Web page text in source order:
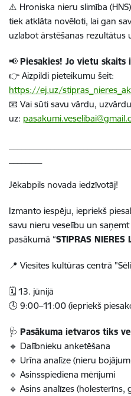
⚠️ Hroniska nieru slimība
tiek atklāta novēloti, lai gan
uzlabot ārstēšanas rezultātus
📢 Piesakies! Jo vietu skaits
👉 Aizpildi pieteikumu šeit:
https://ej.uz/
📧 Vai sūti savu vārdu,
uz:
Jēkabpils novada iedzīvotāj!
Izmanto iespēju, iepriekš
savu nieru veselību un
pasākumā “STIPRAS NIERES
📍 Viesītes kultūras centrā
🗓️ 13. jūnijā
🕓 9:00–11:00 (iepriekš
🩺 Pasākuma ietvaros tiks
🔹 Dalībnieku anketēšana
🔹 Urīna analīze (nieru
🔹 Asinsspiediena mērījumi
🔹 Asins analīzes (holesterīns,